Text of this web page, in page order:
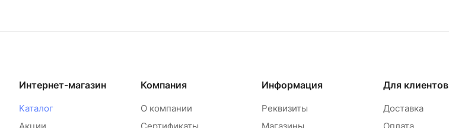
Интернет-магазин
Каталог
Компания
О компании
Информация
Реквизиты
Для клиентов
Доставка